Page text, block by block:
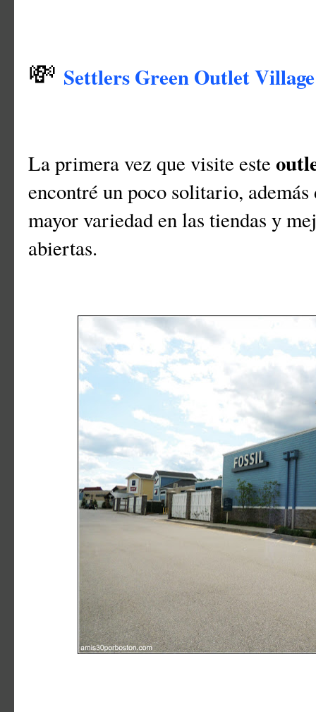
💸 Settlers Green Outlet Village
La primera vez que visite este
encontré un poco solitario, además
mayor variedad en las tiendas y
abiertas.